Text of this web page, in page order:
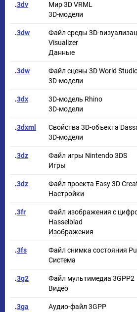
.3dv
Мир 3D VRML
3D-модели
.3dw
Файл среды 3D-
Visualizer
Данные
.3dw
Файл сцены 3D World
3D-модели
.3dx
3D-модель Rhino
3D-модели
.3dxml
Свойства 3D-объекта
3D-модели
.3dz
Файл игры Nintendo 3DS
Игры
.3dz
Файл проекта Easy 3D
Настройки
.3fr
Файл изображения с
Hasselblad
Изображения
.3fs
Файл снимка состояния
Система
.3g2
Файл мультимедиа 3GPP2
Видео
.3ga
Аудио-файл 3GPP